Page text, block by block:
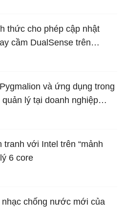
thức cho phép cập nhật
cầm DualSense trên
không cần đến PS5
và ứng dụng trong
quản lý tại doanh nghiệp
tranh với Intel trên “mảnh
6 core
nhạc chống nước mới của